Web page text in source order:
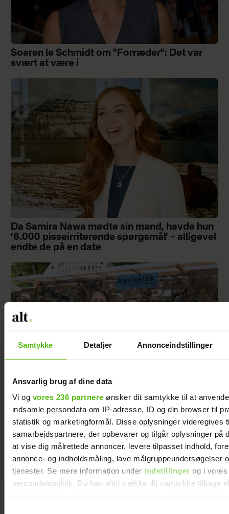
Samtykke Detaljer Annonceindstillinger
Ansvarlig brug af dine data
Vi og vores 236 partnere ønsker dit samtykke til at
indsamle persondata om IP-adresse, ID og din browser til
statistik og marketingformål. Disse oplysninger videregives
samarbejdspartnere, der opbevarer og tilgår oplysninger på
at vise dig målrettede annoncer, levere tilpasset indhold,
annonce- og indholdsmåling, lave målgruppeundersøgelser
tjenester. Se mere information under indstillinger og i vores
persondatapolitik. Du kan altid trække dit samtykke tilbage
Soeren le Schmidt om "Forræder": Det var
svært at være i
Da Samira Nawa mødte sin mand, havde hun
’6.000 pisseirriterende spørgsmål’ – alligevel
endte de på en date
Thomas Evers Poulsen og Sæþór
Kristínssons utraditionelle bryllupsrejse:
Derfor var datteren med